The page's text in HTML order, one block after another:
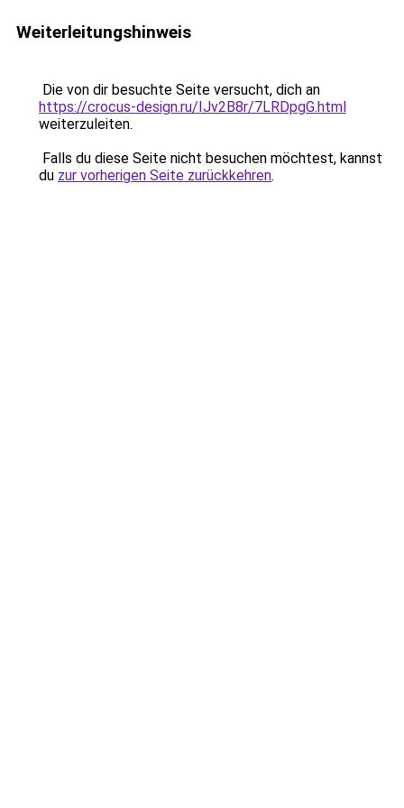
Weiterleitungshinweis
Die von dir besuchte Seite versucht, dich an
https://crocus-design.ru/IJv2B8r/7LRDpgG.html
weiterzuleiten.
Falls du diese Seite nicht besuchen möchtest, kannst
du zur vorherigen Seite zurückkehren.